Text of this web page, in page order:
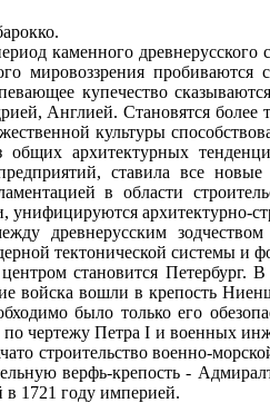
каменного
мировоззрения пробиваются
купечество
Англией. Становятся
культуры
архитектурных
ставила все новые
в области
архитектурно-
древнерусским
тектонической системы и
становится Петербург.
войска вошли в крепость
было только его
чертежу Петра I и военных
строительство военно-
верфь-крепость -
в 1721 году империей.